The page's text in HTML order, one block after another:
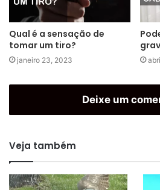
Qual é a sensação de
tomar um tiro?
janeiro 23, 2023
Deixe um
Veja também